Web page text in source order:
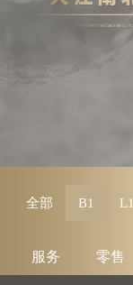
全部 B1 L1
服务 零售